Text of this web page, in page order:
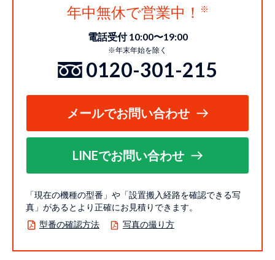
年中無休で営業中！
電話受付 10:00〜19:00
※年末年始を除く
0120-301-215
メールでお問い合わせ
LINEでお問い合わせ
「現在の機種の型番」や「設置搬入経路を確認できる写
真」があるとより正確にお見積りできます。
型番の確認方法
写真の撮り方